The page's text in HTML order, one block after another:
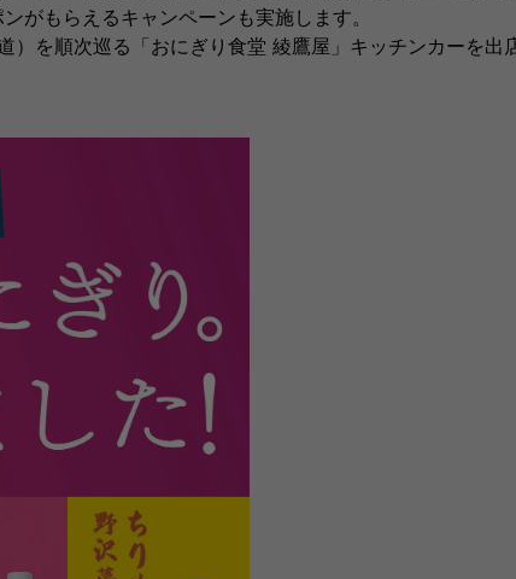
がもらえるキャンペーンも実施します。
を順次巡る「おにぎり食堂 綾鷹屋」キッチンカーを出